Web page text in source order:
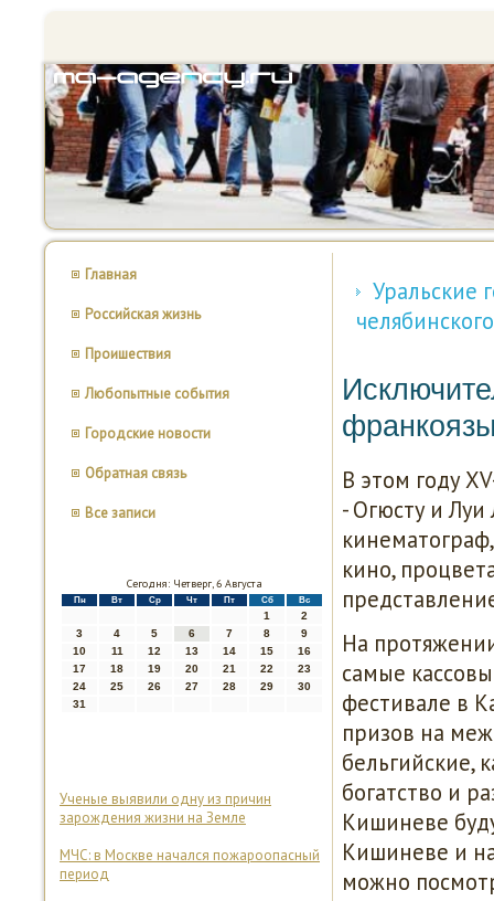
Главная
Российская жизнь
Проишествия
Любопытные события
Городские новости
Обратная связь
Все записи
Сегодня: Четверг, 6 Августа
Пн Вт Ср Чт Пт Сб Вс
1
2
3
4 5 6 7 8
9
10
11 12 13 14 15
16
17
18 19 20 21 22
23
24
25 26 27 28 29
30
31
Ученые выявили одну из причин
зарождения жизни на Земле
МЧС: в Москве начался пожароопасный
период
Уральские
В этом году
- Огюсту и
кино,
На
самые
фестивале в
призов на
бельгийские,
богатство и
Кишиневе
Кишиневе и
можно